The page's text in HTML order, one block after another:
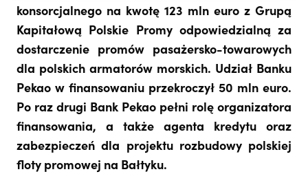
konsorcjalnego na kwotę 123 mln euro z Grupą
Kapitałową Polskie Promy odpowiedzialną za
dostarczenie promów pasażersko-towarowych
dla polskich armatorów morskich. Udział Banku
Pekao w finansowaniu przekroczył 50 mln euro.
Po raz drugi Bank Pekao pełni rolę organizatora
finansowania, a także agenta kredytu oraz
zabezpieczeń dla projektu rozbudowy polskiej
floty promowej na Bałtyku.